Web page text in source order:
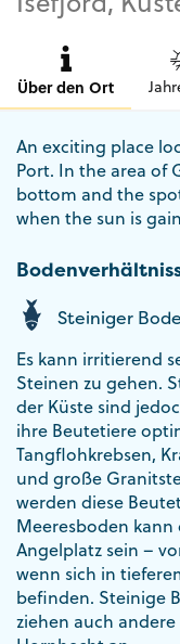
Über den Ort
An exciting place
Port. In the area of
bottom and the
when the sun is
Steiniger
Es kann irritierend
Steinen zu gehen.
der Küste sind
ihre Beutetiere
Tangflohkrebsen,
und große
werden diese
Meeresboden kann
Angelplatz sein –
wenn sich in
befinden. Steinige
ziehen auch